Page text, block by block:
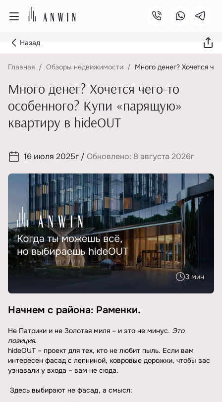
Назад
Главная Обзоры недвижимости Много денег? Хочется
Много денег? Хочется чего-то
особенного? Купи «парящую»
квартиру в hideOUT
16 июля 2025г / Обновлено: 8 августа 2026г
3 мин
Начнем с района: Раменки.
Не Патрики и не Золотая миля – и это не минус. Это
позиция.
hideOUT – проект для тех, кто не любит пыль. Если вам
интересен фасад с лепниной, ковровые дорожки, чтобы вас
узнавали у входа – вам не сюда.
Здесь выбирают не фасад, а смысл: